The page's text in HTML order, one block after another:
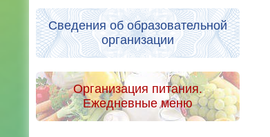
Сведения об образовательной
организации
Организация питания.
Ежедневные меню